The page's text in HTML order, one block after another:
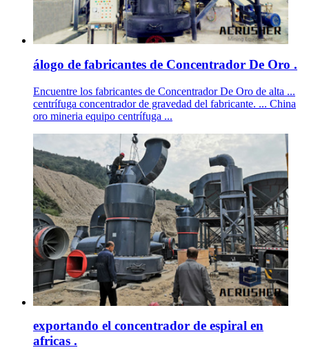
álogo de fabricantes de Concentrador De Oro .
Encuentre los fabricantes de Concentrador De Oro de alta ...
centrífuga concentrador de gravedad del fabricante. ... China
oro mineria equipo centrífuga ...
exportando el concentrador de espiral en
africas .